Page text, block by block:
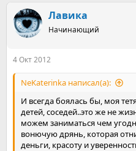
к
ц
и
Лавика
Начинающий
4 Окт 2012
NeKaterinka написал(а):
И всегда боялась бы, моя
детей, соседей..это же не
можем заниматься чем
вонючую дрянь, которая
деньги, красоту и